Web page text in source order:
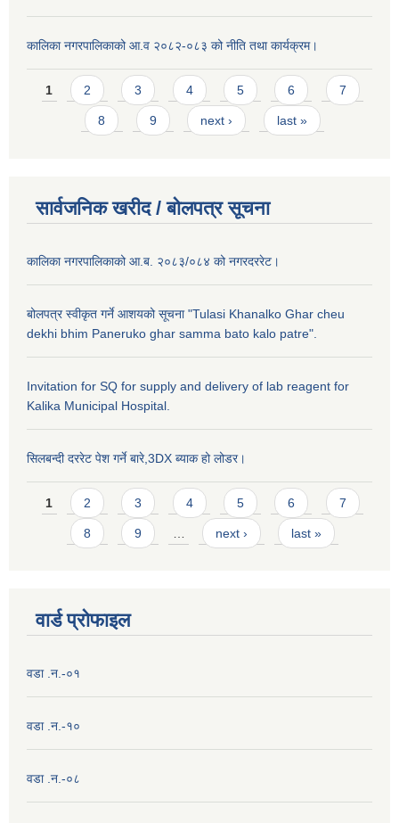
कालिका नगरपालिकाको आ.व २०८२-०८३ को नीति तथा कार्यक्रम।
Pages
1 2 3 4 5 6 7
8 9 next › last »
सार्वजनिक खरीद / बाेलपत्र सूचना
कालिका नगरपालिकाको आ.ब. २०८३/०८४ को नगरदररेट।
बोलपत्र स्वीकृत गर्ने आशयको सूचना "Tulasi Khanalko Ghar cheu
dekhi bhim Paneruko ghar samma bato kalo patre".
Invitation for SQ for supply and delivery of lab reagent for
Kalika Municipal Hospital.
सिलबन्दी दररेट पेश गर्ने बारे,3DX ब्याक हो लोडर।
Pages
1 2 3 4 5 6 7
8 9 next › last »
वार्ड प्राेफाइल
वडा .न.-०१
वडा .न.-१०
वडा .न.-०८